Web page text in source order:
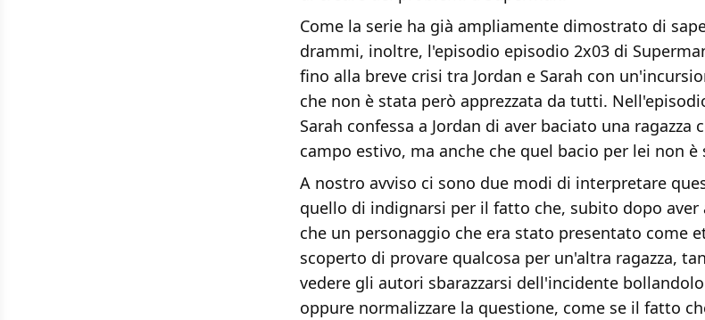
Come la serie ha già ampliamente dimostrato di
drammi, inoltre, l'episodio episodio 2x03 di
fino alla breve crisi tra Jordan e Sarah con
che non è stata però apprezzata da tutti.
Sarah confessa a Jordan di aver baciato una ragazza
campo estivo, ma anche che quel bacio per lei non
A nostro avviso ci sono due modi di interpretare
quello di indignarsi per il fatto che, subito dopo
che un personaggio che era stato presentato come
scoperto di provare qualcosa per un'altra ragazza,
vedere gli autori sbarazzarsi dell'incidente
oppure normalizzare la questione, come se il fatto